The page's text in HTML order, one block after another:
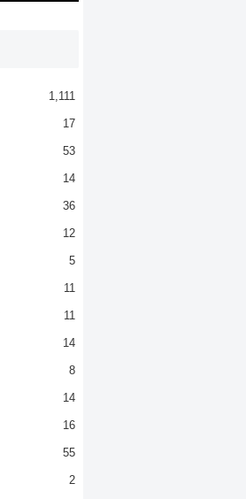
1,111
17
53
14
36
12
5
11
11
14
8
14
16
55
2